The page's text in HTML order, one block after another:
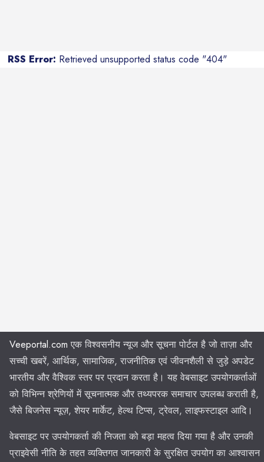
RSS Error: Retrieved unsupported status code "404"
Veeportal.com एक विश्वसनीय न्यूज और सूचना पोर्टल है जो ताज़ा और
सच्ची खबरें, आर्थिक, सामाजिक, राजनीतिक एवं जीवनशैली से जुड़े अपडेट
भारतीय और वैश्विक स्तर पर प्रदान करता है। यह वेबसाइट उपयोगकर्ताओं
को विभिन्न श्रेणियों में सूचनात्मक और तथ्यपरक समाचार उपलब्ध कराती है,
जैसे बिजनेस न्यूज़, शेयर मार्केट, हेल्थ टिप्स, ट्रेवल, लाइफस्टाइल आदि।
वेबसाइट पर उपयोगकर्ता की निजता को बड़ा महत्व दिया गया है और उनकी
प्राइवेसी नीति के तहत व्यक्तिगत जानकारी के सुरक्षित उपयोग का आश्वासन